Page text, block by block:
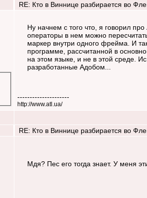
RE: Кто в Виннице разбирается во
Ну начнем с того что, я говорил
операторы в нем можно
маркер внутри одного фрейма. И
программе, рассчитанной в
на этом языке, и не в этой среде.
разработанные Адобом...
---------------------
http://www.atl.ua/
RE: Кто в Виннице разбирается во
Мдя? Пес его тогда знает. У меня